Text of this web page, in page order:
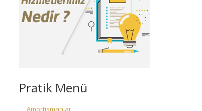
Pratik Menü
Amortismanlar